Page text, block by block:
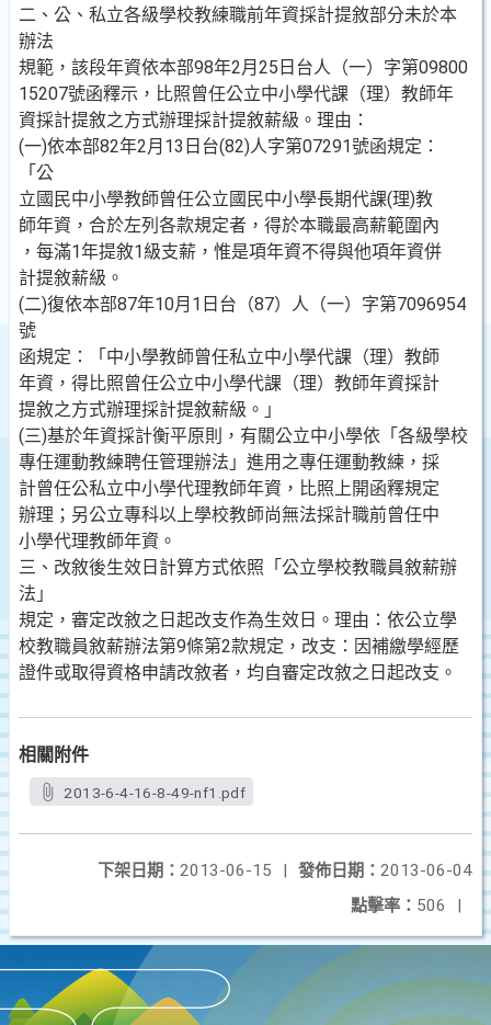
二、公、私立各級學校教練職前年資採計提敘部分未於本
辦法
規範，該段年資依本部98年2月25日台人（一）字第09800
15207號函釋示，比照曾任公立中小學代課（理）教師年
資採計提敘之方式辦理採計提敘薪級。理由：
(一)依本部82年2月13日台(82)人字第07291號函規定：
「公
立國民中小學教師曾任公立國民中小學長期代課(理)教
師年資，合於左列各款規定者，得於本職最高薪範圍內
，每滿1年提敘1級支薪，惟是項年資不得與他項年資併
計提敘薪級。
(二)復依本部87年10月1日台（87）人（一）字第7096954
號
函規定：「中小學教師曾任私立中小學代課（理）教師
年資，得比照曾任公立中小學代課（理）教師年資採計
提敘之方式辦理採計提敘薪級。」
(三)基於年資採計衡平原則，有關公立中小學依「各級學校
專任運動教練聘任管理辦法」進用之專任運動教練，採
計曾任公私立中小學代理教師年資，比照上開函釋規定
辦理；另公立專科以上學校教師尚無法採計職前曾任中
小學代理教師年資。
三、改敘後生效日計算方式依照「公立學校教職員敘薪辦
法」
規定，審定改敘之日起改支作為生效日。理由：依公立學
校教職員敘薪辦法第9條第2款規定，改支：因補繳學經歷
證件或取得資格申請改敘者，均自審定改敘之日起改支。
相關附件
2013-6-4-16-8-49-nf1.pdf
發佈日期： 2013-06-04
下架日期： 2013-06-15
|
點擊率： 506 |